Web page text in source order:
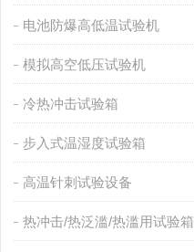
电池防爆高低温试验机
模拟高空低压试验机
冷热冲击试验箱
步入式温湿度试验箱
高温针刺试验设备
热冲击/热泛滥/热滥用试验箱